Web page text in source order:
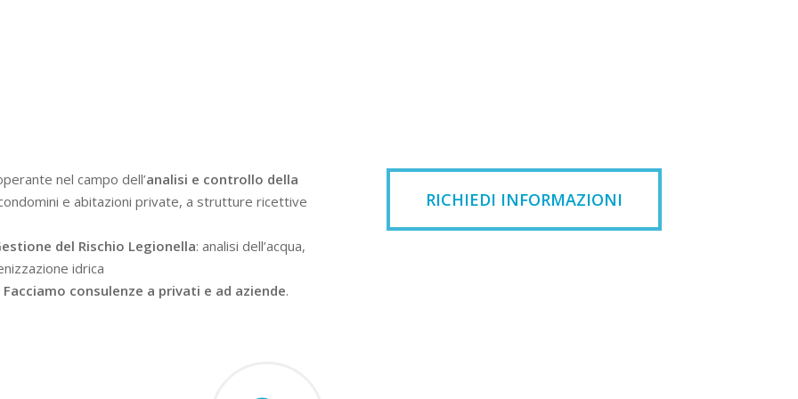
nel campo dell’analisi e controllo della
e abitazioni private, a strutture ricettive
del Rischio Legionella: analisi dell’acqua,
idrica
Facciamo consulenze a privati e ad aziende.
RICHIEDI INFORMAZIONI